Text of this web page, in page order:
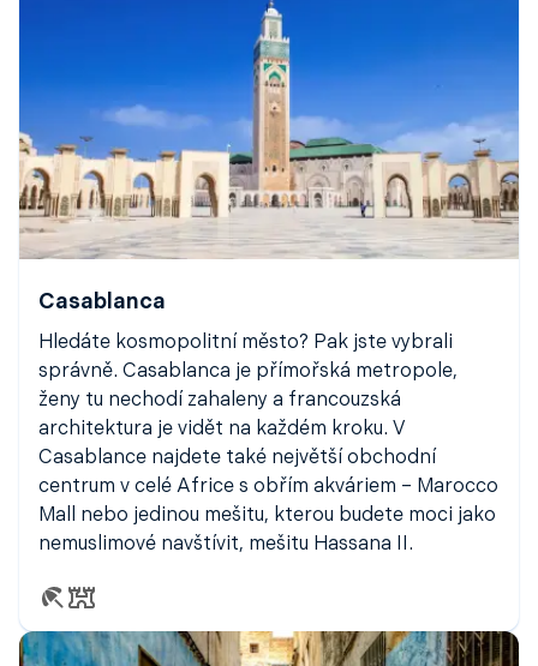
Casablanca
Hledáte kosmopolitní město? Pak jste vybrali
správně. Casablanca je přímořská metropole,
ženy tu nechodí zahaleny a francouzská
architektura je vidět na každém kroku. V
Casablance najdete také největší obchodní
centrum v celé Africe s obřím akváriem – Marocco
Mall nebo jedinou mešitu, kterou budete moci jako
nemuslimové navštívit, mešitu Hassana II.